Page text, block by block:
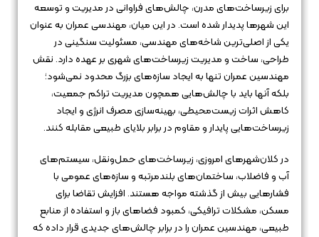
برای زیرساخت‌های مدرن، چالش‌های فراوانی در مدیریت و توسعه
این شهرها پدیدار شده است. در این میان، مهندسی عمران به عنوان
یکی از اصلی‌ترین شاخه‌های مهندسی، مسئولیت سنگینی در
طراحی، ساخت و مدیریت زیرساخت‌های شهری بر عهده دارد. نقش
مهندسین عمران تنها به ایجاد سازه‌های بزرگ محدود نمی‌شود؛
بلکه آنها باید با چالش‌هایی همچون مدیریت تراکم جمعیت،
کاهش اثرات زیست‌محیطی، بهینه‌سازی مصرف انرژی و ایجاد
زیرساخت‌هایی پایدار و مقاوم در برابر بلایای طبیعی مقابله کنند.
در کلان‌شهرهای امروزی، زیرساخت‌های حمل‌ونقل، سیستم‌های
آب و فاضلاب، ساختمان‌های بلندمرتبه و سازه‌های عمومی با
فشارهایی بیش از گذشته مواجه هستند. افزایش تقاضا برای
مسکن، مشکلات ترافیکی، کمبود فضاهای باز و استفاده از منابع
طبیعی، مهندسین عمران را در برابر چالش‌های جدیدی قرار داده که